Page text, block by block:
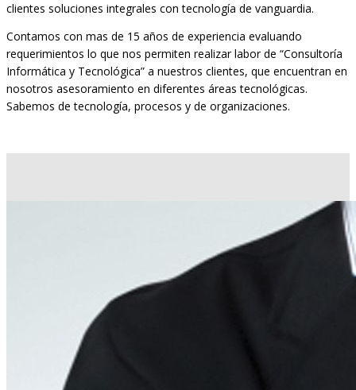
clientes soluciones integrales con tecnología de vanguardia.
Contamos con mas de 15 años de experiencia evaluando
requerimientos lo que nos permiten realizar labor de “Consultoría
Informática y Tecnológica” a nuestros clientes, que encuentran en
nosotros asesoramiento en diferentes áreas tecnológicas.
Sabemos de tecnología, procesos y de organizaciones.